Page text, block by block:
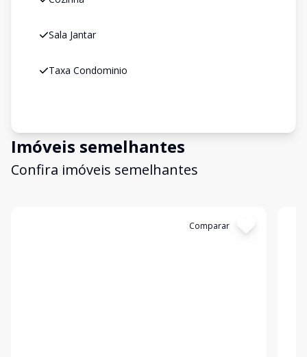
Sala Jantar
Taxa Condominio
Imóveis semelhantes
Confira imóveis semelhantes
Comparar